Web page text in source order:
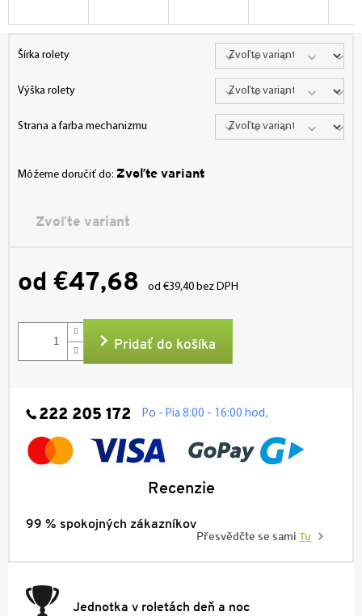
od €47,68 od €39,40 bez DPH
cena:
Šírka rolety
Výška rolety
Strana a farba mechanizmu
Môžeme doručiť do: Zvoľte variant
Zvoľte variant
Pridať do košíka
222 205 172 Po - Pia 8:00 - 16:00 hod .
Recenzie
99 % spokojných zákazníkov
Přesvědčte se sami Tu
Jednotka v roletách deň a noc